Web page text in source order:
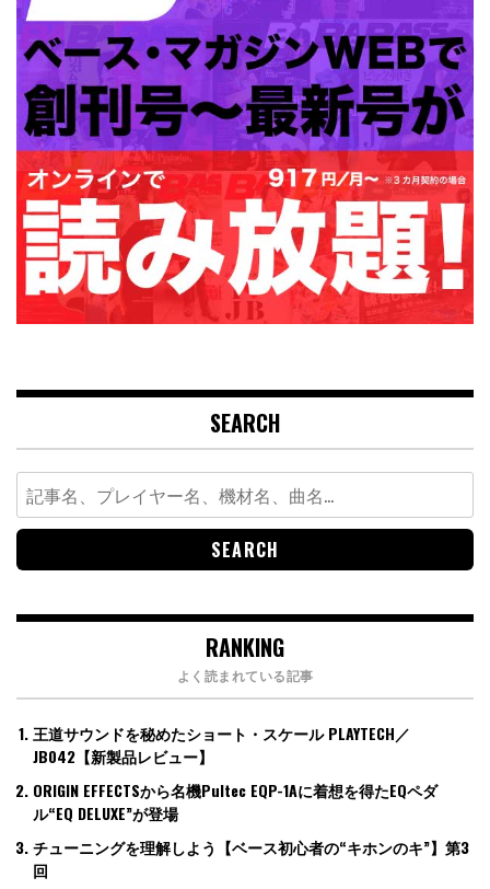
SEARCH
Search
for:
RANKING
よく読まれている記事
王道サウンドを秘めたショート・スケール PLAYTECH／
JB042【新製品レビュー】
ORIGIN EFFECTSから名機Pultec EQP-1Aに着想を得たEQペダ
ル“EQ DELUXE”が登場
チューニングを理解しよう【ベース初心者の“キホンのキ”】第3
回